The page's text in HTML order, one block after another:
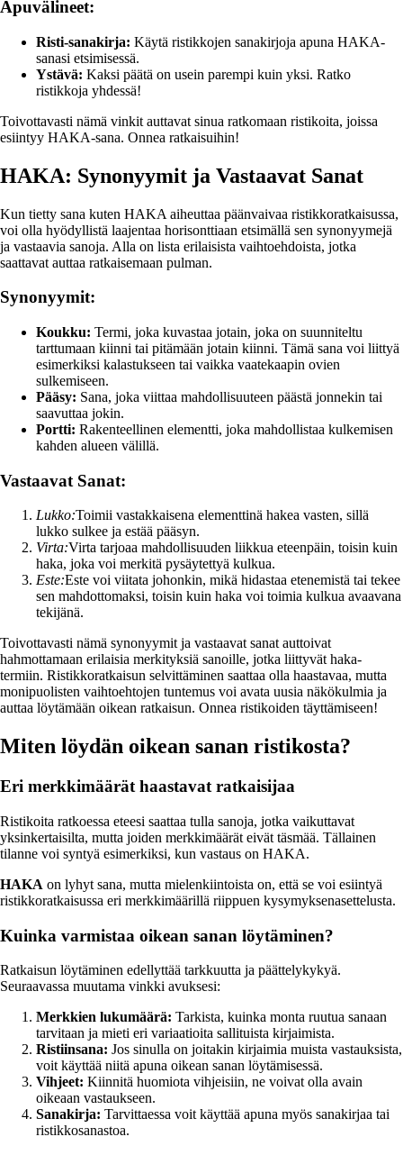
Apuvälineet:
Risti-sanakirja: Käytä ristikkojen sanakirjoja apuna HAKA-
sanasi etsimisessä.
Ystävä: Kaksi päätä on usein parempi kuin yksi. Ratko
ristikkoja yhdessä!
Toivottavasti nämä vinkit auttavat sinua ratkomaan ristikoita, joissa
esiintyy HAKA-sana. Onnea ratkaisuihin!
HAKA: Synonyymit ja Vastaavat Sanat
Kun tietty sana kuten HAKA aiheuttaa päänvaivaa ristikkoratkaisussa,
voi olla hyödyllistä laajentaa horisonttiaan etsimällä sen synonyymejä
ja vastaavia sanoja. Alla on lista erilaisista vaihtoehdoista, jotka
saattavat auttaa ratkaisemaan pulman.
Synonyymit:
Koukku: Termi, joka kuvastaa jotain, joka on suunniteltu
tarttumaan kiinni tai pitämään jotain kiinni. Tämä sana voi liittyä
esimerkiksi kalastukseen tai vaikka vaatekaapin ovien
sulkemiseen.
Pääsy: Sana, joka viittaa mahdollisuuteen päästä jonnekin tai
saavuttaa jokin.
Portti: Rakenteellinen elementti, joka mahdollistaa kulkemisen
kahden alueen välillä.
Vastaavat Sanat:
Lukko:Toimii vastakkaisena elementtinä hakea vasten, sillä
lukko sulkee ja estää pääsyn.
Virta:Virta tarjoaa mahdollisuuden liikkua eteenpäin, toisin kuin
haka, joka voi merkitä pysäytettyä kulkua.
Este:Este voi viitata johonkin, mikä hidastaa etenemistä tai tekee
sen mahdottomaksi, toisin kuin haka voi toimia kulkua avaavana
tekijänä.
Toivottavasti nämä synonyymit ja vastaavat sanat auttoivat
hahmottamaan erilaisia merkityksiä sanoille, jotka liittyvät haka-
termiin. Ristikkoratkaisun selvittäminen saattaa olla haastavaa, mutta
monipuolisten vaihtoehtojen tuntemus voi avata uusia näkökulmia ja
auttaa löytämään oikean ratkaisun. Onnea ristikoiden täyttämiseen!
Miten löydän oikean sanan ristikosta?
Eri merkkimäärät haastavat ratkaisijaa
Ristikoita ratkoessa eteesi saattaa tulla sanoja, jotka vaikuttavat
yksinkertaisilta, mutta joiden merkkimäärät eivät täsmää. Tällainen
tilanne voi syntyä esimerkiksi, kun vastaus on HAKA.
HAKA on lyhyt sana, mutta mielenkiintoista on, että se voi esiintyä
ristikkoratkaisussa eri merkkimäärillä riippuen kysymyksenasettelusta.
Kuinka varmistaa oikean sanan löytäminen?
Ratkaisun löytäminen edellyttää tarkkuutta ja päättelykykyä.
Seuraavassa muutama vinkki avuksesi:
Merkkien lukumäärä: Tarkista, kuinka monta ruutua sanaan
tarvitaan ja mieti eri variaatioita sallituista kirjaimista.
Ristiinsana: Jos sinulla on joitakin kirjaimia muista vastauksista,
voit käyttää niitä apuna oikean sanan löytämisessä.
Vihjeet: Kiinnitä huomiota vihjeisiin, ne voivat olla avain
oikeaan vastaukseen.
Sanakirja: Tarvittaessa voit käyttää apuna myös sanakirjaa tai
ristikkosanastoa.